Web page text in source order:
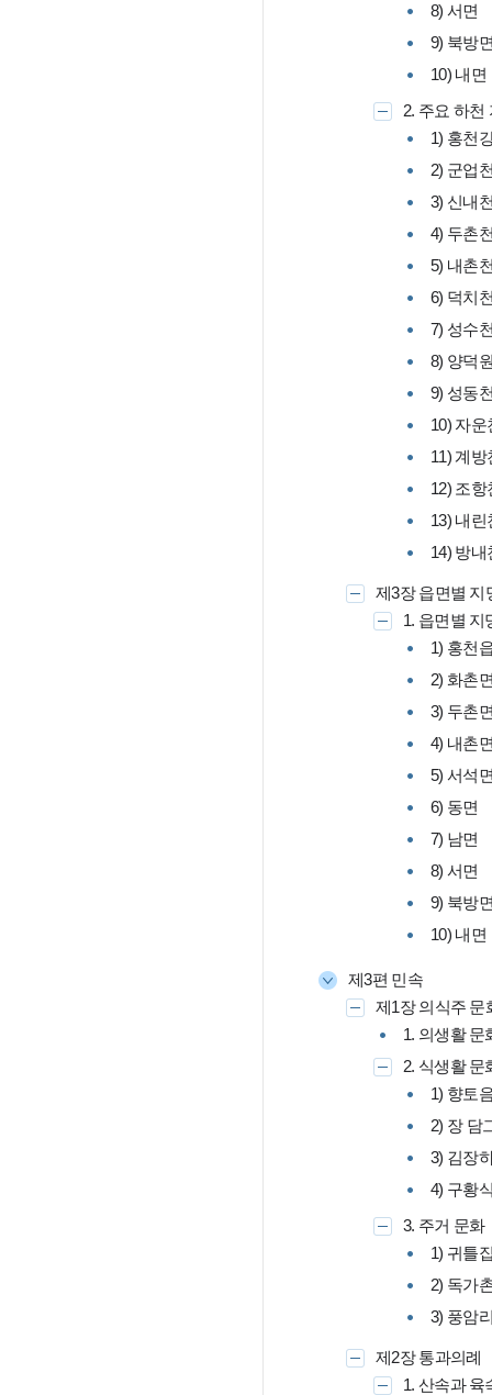
8) 서면
9) 북방
10) 내면
2. 주요 하천
1) 홍천
2) 군업
3) 신내
4) 두촌
5) 내촌
6) 덕치
7) 성수
8) 양덕
9) 성동
10) 자운
11) 계방
12) 조항
13) 내린
14) 방내
제3장 읍면별 지
1. 읍면별 지
1) 홍천
2) 화촌
3) 두촌
4) 내촌
5) 서석
6) 동면
7) 남면
8) 서면
9) 북방
10) 내면
제3편 민속
제1장 의식주 문
1. 의생활 문
2. 식생활 문
1) 향토
2) 장 담
3) 김장
4) 구황
3. 주거 문화
1) 귀틀
2) 독가
3) 풍암
제2장 통과의례
1. 산속과 육